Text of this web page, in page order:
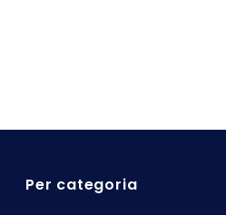
Per categoria